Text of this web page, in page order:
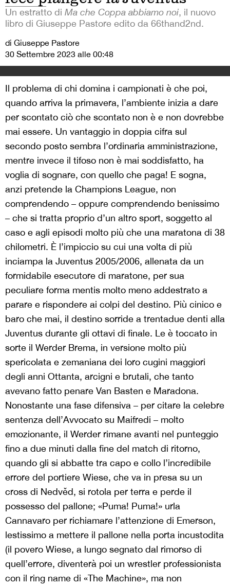
Un estratto di Ma che Coppa abbiamo noi, il nuovo
libro di Giuseppe Pastore edito da 66thand2nd.
di Giuseppe Pastore
30 Settembre 2023 alle 00:48
Il problema di chi domina i campionati è che poi,
quando arriva la primavera, l’ambiente inizia a dare
per scontato ciò che scontato non è e non dovrebbe
mai essere. Un vantaggio in doppia cifra sul
secondo posto sembra l’ordinaria amministrazione,
mentre invece il tifoso non è mai soddisfatto, ha
voglia di sognare, con quello che paga! E sogna,
anzi pretende la Champions League, non
comprendendo – oppure comprendendo benissimo
– che si tratta proprio d’un altro sport, soggetto al
caso e agli episodi molto più che una maratona di 38
chilometri. È l’impiccio su cui una volta di più
inciampa la Juventus 2005/2006, allenata da un
formidabile esecutore di maratone, per sua
peculiare forma mentis molto meno addestrato a
parare e rispondere ai colpi del destino. Più cinico e
baro che mai, il destino sorride a trentadue denti alla
Juventus durante gli ottavi di finale. Le è toccato in
sorte il Werder Brema, in versione molto più
spericolata e zemaniana dei loro cugini maggiori
degli anni Ottanta, arcigni e brutali, che tanto
avevano fatto penare Van Basten e Maradona.
Nonostante una fase difensiva – per citare la celebre
sentenza dell’Avvocato su Maifredi – molto
emozionante, il Werder rimane avanti nel punteggio
fino a due minuti dalla fine del match di ritorno,
quando gli si abbatte tra capo e collo l’incredibile
errore del portiere Wiese, che va in presa su un
cross di Nedvěd, si rotola per terra e perde il
possesso del pallone; «Puma! Puma!» urla
Cannavaro per richiamare l’attenzione di Emerson,
lestissimo a mettere il pallone nella porta incustodita
(il povero Wiese, a lungo segnato dal rimorso di
quell’errore, diventerà poi un wrestler professionista
con il ring name di «The Machine», ma non